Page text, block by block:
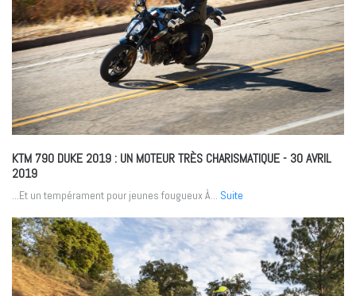
KTM 790 DUKE 2019 : UN MOTEUR TRÈS CHARISMATIQUE- 30 AVRIL
2019
...Et un tempérament pour jeunes fougueux À... Suite